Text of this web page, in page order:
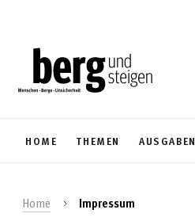
HOME THEMEN AUSGABEN
Home Impressum